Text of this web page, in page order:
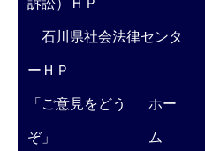
訴訟）ＨＰ
石川県社会法律センタ
ーＨＰ
「ご意見をどう
ぞ」
ホー
ム